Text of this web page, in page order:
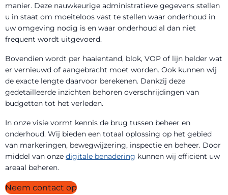
manier. Deze nauwkeurige administratieve gegevens stellen
u in staat om moeiteloos vast te stellen waar onderhoud in
uw omgeving nodig is en waar onderhoud al dan niet
frequent wordt uitgevoerd.
Bovendien wordt per haaientand, blok, VOP of lijn helder wat
er vernieuwd of aangebracht moet worden. Ook kunnen wij
de exacte lengte daarvoor berekenen. Dankzij deze
gedetailleerde inzichten behoren overschrijdingen van
budgetten tot het verleden.
In onze visie vormt kennis de brug tussen beheer en
onderhoud. Wij bieden een totaal oplossing op het gebied
van markeringen, bewegwijzering, inspectie en beheer. Door
middel van onze digitale benadering kunnen wij efficiënt uw
areaal beheren.
Neem contact op